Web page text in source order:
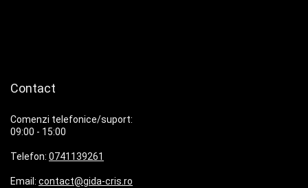
Contact
Comenzi telefonice/suport:
09:00 - 15:00
Telefon: 0741139261
Email: contact@gida-cris.ro